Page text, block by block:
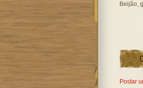
Beijão,
Postar